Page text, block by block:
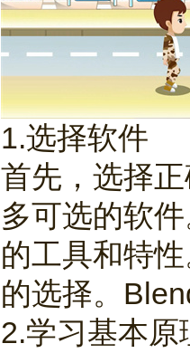
1.选择软件
首先，选择
多可选的软
的工具和特
的选择。
2.学习基本原